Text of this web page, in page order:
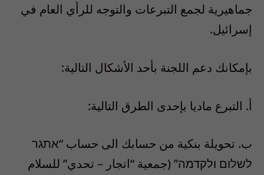
جماهيرية لجمع التبرعات والتوجه للرأي العام في
إسرائيل.
بإمكانك دعم اللجنة بأحد الأشكال التالية:
أ‌. التبرع ماديا بإحدى الطرق التالية:
ب‌. تحويلة بنكية من حسابك الى حساب “אתגר
לשלום ולקדמה” (جمعية “اتجار – تحدي” للسلام